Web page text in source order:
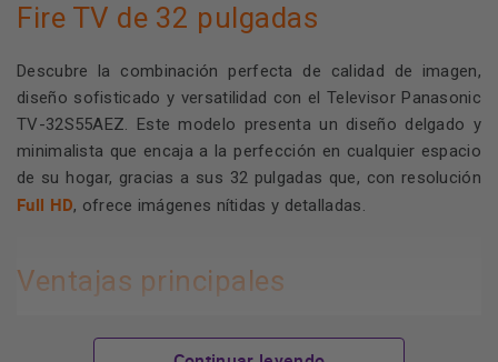
Fire TV de 32 pulgadas
Descubre la combinación perfecta de calidad de imagen,
diseño sofisticado y versatilidad con el Televisor Panasonic
TV-32S55AEZ. Este modelo presenta un diseño delgado y
minimalista que encaja a la perfección en cualquier espacio
de su hogar, gracias a sus 32 pulgadas que, con resolución
Full HD, ofrece imágenes nítidas y detalladas.
Ventajas principales
Es un televisor con tecnología de pantalla Full HD,